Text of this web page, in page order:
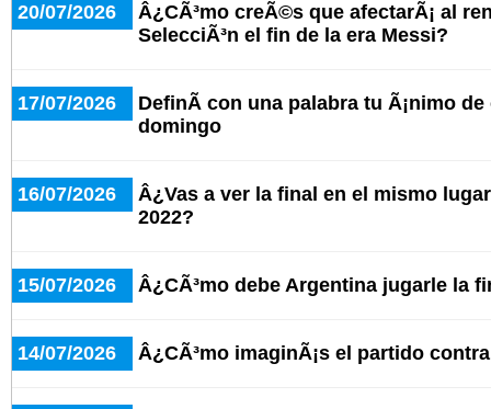
20/07/2026
Â¿CÃ³mo creÃ©s que afectarÃ¡ al
SelecciÃ³n el fin de la era Messi?
17/07/2026
DefinÃ­ con una palabra tu Ã¡nimo
domingo
16/07/2026
Â¿Vas a ver la final en el mismo
2022?
15/07/2026 Â¿CÃ³mo debe Argentina jugarle la
14/07/2026 Â¿CÃ³mo imaginÃ¡s el partido